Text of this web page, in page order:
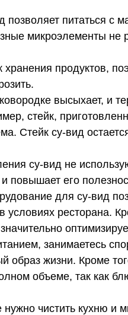
питаться с
микроэлементы не
продуктов,
высыхает, и
стейк,
Стейк су-вид
су-вид не
повышает его
для су-вид
условиях ресторана.
занимаетесь
образ жизни. Кроме
объеме, так как
чистить кухню и